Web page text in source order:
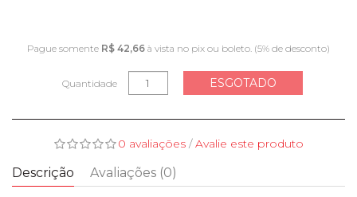
Pague somente R$ 42,66 à vista no pix ou boleto. (5% de desconto)
Quantidade ESGOTADO
0 avaliações/Avalie este produto
Descrição Avaliações (0)